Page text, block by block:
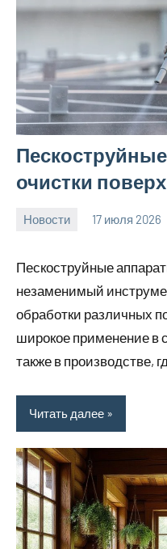
очистки
Новости 17 июля 2026
Пескоструйные
незаменимый
обработки различных
широкое применение в
также в производстве,
Читать далее